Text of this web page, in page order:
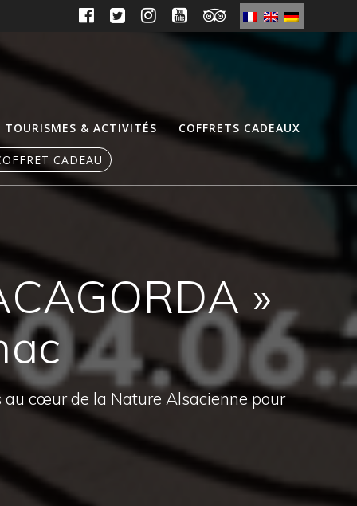
TOURISMES & ACTIVITÉS COFFRETS CADEAUX
CADEAU
»
cœur de la Nature Alsacienne pour